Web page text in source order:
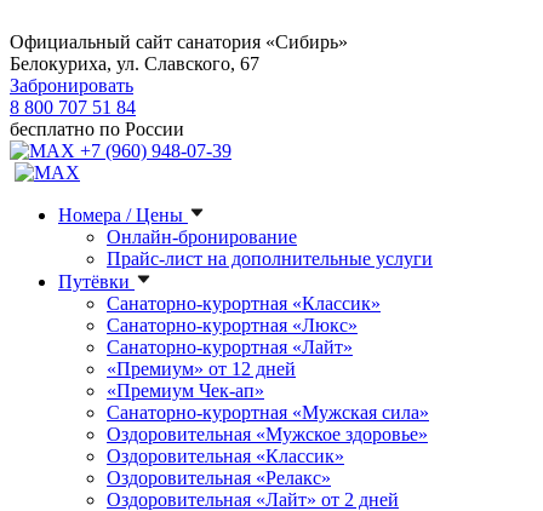
Официальный сайт санатория «Сибирь»
Белокуриха, ул. Славского, 67
Забронировать
8 800 707 51 84
бесплатно по России
+7 (960) 948-07-39
Номера / Цены
Онлайн-бронирование
Прайс-лист на дополнительные услуги
Путёвки
Санаторно-курортная «Классик»
Санаторно-курортная «Люкс»
Санаторно-курортная «Лайт»
«Премиум» от 12 дней
«Премиум Чек-ап»
Санаторно-курортная «Мужская сила»
Оздоровительная «Мужское здоровье»
Оздоровительная «Классик»
Оздоровительная «Релакс»
Оздоровительная «Лайт» от 2 дней